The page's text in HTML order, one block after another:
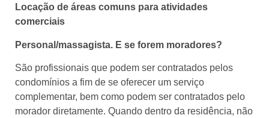
Locação de áreas comuns para atividades
comerciais
Personal/massagista. E se forem moradores?
São profissionais que podem ser contratados pelos
condomínios a fim de se oferecer um serviço
complementar, bem como podem ser contratados pelo
morador diretamente. Quando dentro da residência, não